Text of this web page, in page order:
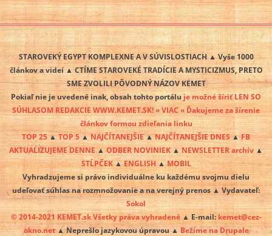
STAROVEKÝ EGYPT KOMPLEXNE A V SÚVISLOSTIACH ▲ Vyše 1000
článkov a videí ▲ CTÍME STAROVEKÉ TRADÍCIE A MYSTICIZMUS, PRETO
SME ZVOLILI PÔVODNÝ NÁZOV KEMET
Pokiaľ nie je uvedené inak, obsah tohto portálu je možné šíriť LEN SO
SÚHLASOM REDAKCIE WWW.KEMET.SK! » VIAC « Ďakujeme za šírenie
článkov formou zdieľania linku
TOP 25 ▲ TOP 5▲NAJČÍTANEJŠIE▲NAJČÍTANEJŠIE DNES ▲FB
AKTUALIZUJEME DENNE▲ODBER NOVINIEK▲ NEWSLETTER archív ▲
STĹPČEK▲ENGLISH▲MOBIL
Vyhradzujeme si právo individuálne ku každému svojmu dielu
udeľovať súhlas na rozmnožovanie a na verejný prenos ▲ Vydavateľ:
Sokol
© 2014-2021 KEMET.sk Všetky práva vyhradené▲ E-mail: kemet@cez-
okno.net▲ Neprešlo jazykovou úpravou ▲ Bežíme na Drupale